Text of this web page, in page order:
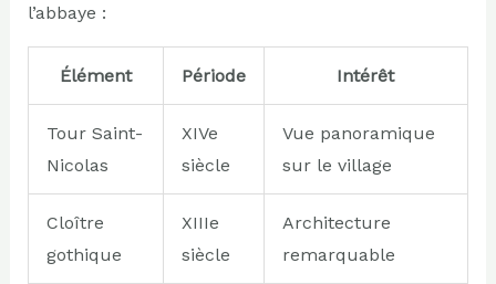
l’abbaye :
Élément Période Intérêt
Tour Saint-
Nicolas
XIVe
siècle
Vue panoramique
sur le village
Cloître
gothique
XIIIe
siècle
Architecture
remarquable